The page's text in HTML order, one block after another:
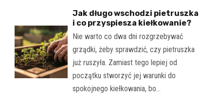
Jak długo wschodzi pietruszka
i co przyspiesza kiełkowanie?
Nie warto co dwa dni rozgrzebywać
grządki, żeby sprawdzić, czy pietruszka
już ruszyła. Zamiast tego lepiej od
początku stworzyć jej warunki do
spokojnego kiełkowania, bo…